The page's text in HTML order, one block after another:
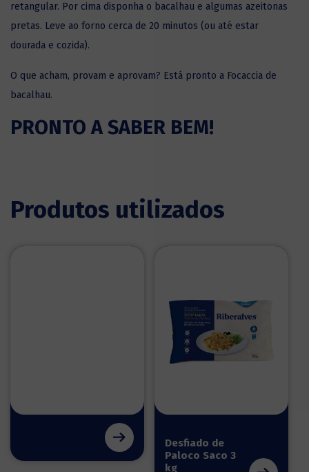
retangular. Por cima disponha o bacalhau e algumas azeitonas
pretas. Leve ao forno cerca de 20 minutos (ou até estar
dourada e cozida).
O que acham, provam e aprovam? Está pronto a Focaccia de
bacalhau.
PRONTO A SABER BEM!
Produtos utilizados
Desfiado de
Paloco Saco 3
kg